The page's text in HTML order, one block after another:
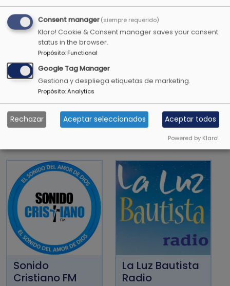
Aprende a hacer el bien, busca la justicia,
reprende al opresor, defiende al huérfano,
aboga por la viuda.
Isaías 1:17
OTRAS EMISORAS CRISTIANAS
Sonido
Cristiano FM
La Luz Bautista
Radio
Consent manager(siempre requerido)
Klaro! Cookie & Consent manager saves your consent
status in the browser.
Propósito:Functional
Google Tag Manager
Gestiona y despliega etiquetas de marketing.
Propósito:Analytics
Rechazar Aceptar seleccionados Aceptar todos
Powered by Klaro!